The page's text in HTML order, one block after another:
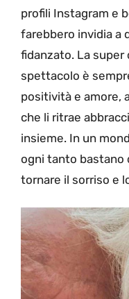
profili Instagram e
farebbero invidia a
fidanzato. La super
spettacolo è
positività e amore,
che li ritrae
insieme. In un
ogni tanto bastano
tornare il sorriso e